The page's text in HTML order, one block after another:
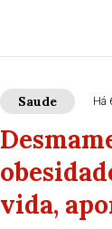
Saude Há
vida,